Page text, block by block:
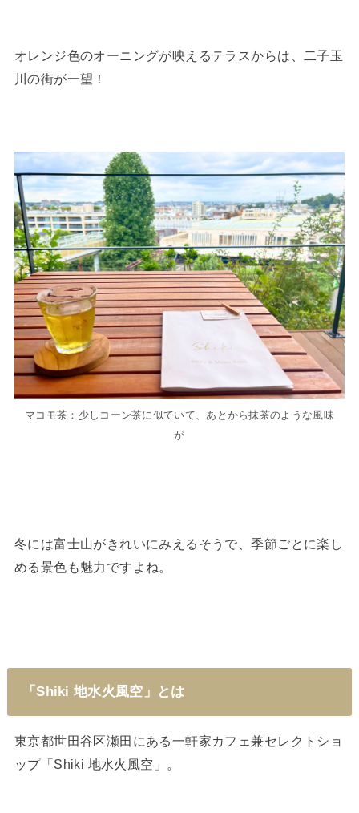
オレンジ色のオーニングが映えるテラスからは、二子玉
川の街が一望！
マコモ茶：少しコーン茶に似ていて、あとから抹茶のような風味
が
冬には富士山がきれいにみえるそうで、季節ごとに楽し
める景色も魅力ですよね。
「Shiki 地水火風空」とは
東京都世田谷区瀬田にある一軒家カフェ兼セレクトショ
ップ「Shiki 地水火風空」。